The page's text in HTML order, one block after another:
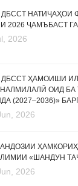
ДБССТ
2026 ҶАМЪБАСТ
2026
ДБССТ ҲАМОИШИ
ОИД
(2027–2036)»
2026
«ШАНДУН
2026